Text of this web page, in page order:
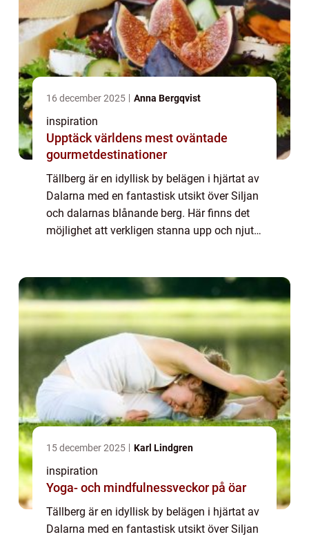
16 december 2025 Anna Bergqvist
inspiration
Upptäck världens mest oväntade
gourmetdestinationer
Tällberg är en idyllisk by belägen i hjärtat av
Dalarna med en fantastisk utsikt över Siljan
och dalarnas blånande berg. Här finns det
möjlighet att verkligen stanna upp och njuta
15 december 2025 Karl Lindgren
inspiration
Yoga- och mindfulnessveckor på öar
Tällberg är en idyllisk by belägen i hjärtat av
Dalarna med en fantastisk utsikt över Siljan